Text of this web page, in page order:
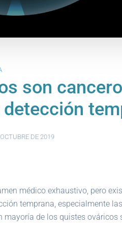
son
DE 2019
médico exhaustivo, pero
temprana, especialmente
de los quistes ováricos